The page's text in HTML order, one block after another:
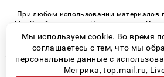
При любом использовании материалов
Live.Ru обязательна. Цитирование в
при наличии письменного
© 2026 «Kem-Live» | Все
Мы используем cookie. Во время
соглашаетесь с тем, что мы
персональные данные с
Метрика, top.mail.ru,